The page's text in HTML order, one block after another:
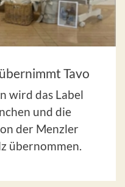
Tavo
wird das Label
und die
der Menzler
übernommen.